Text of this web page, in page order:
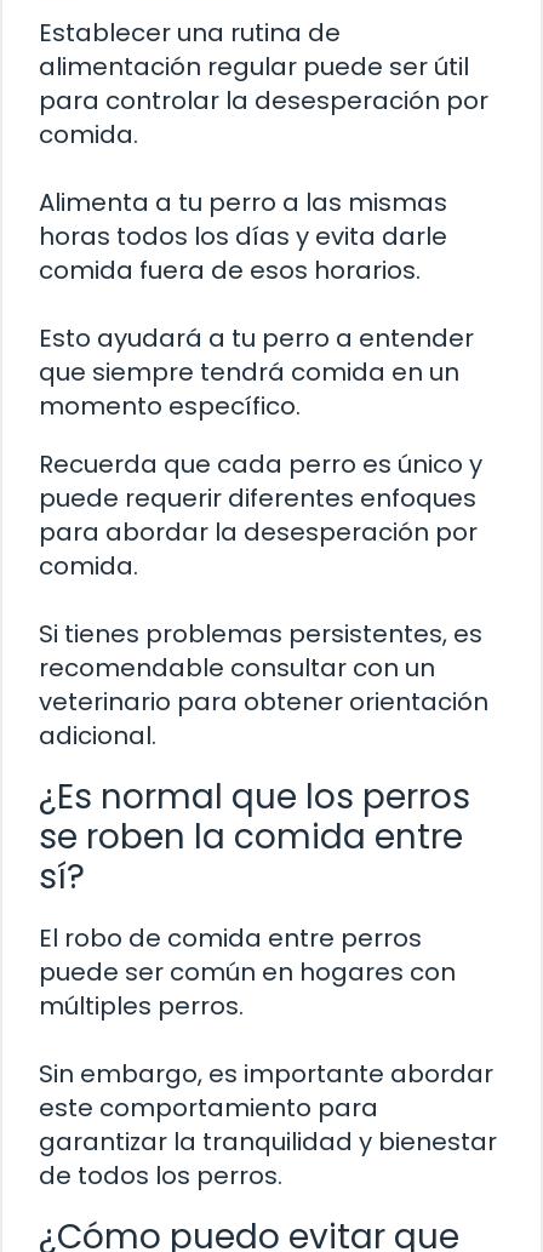
Establecer una rutina de
alimentación regular puede ser útil
para controlar la desesperación por
comida.
Alimenta a tu perro a las mismas
horas todos los días y evita darle
comida fuera de esos horarios.
Esto ayudará a tu perro a entender
que siempre tendrá comida en un
momento específico.
Recuerda que cada perro es único y
puede requerir diferentes enfoques
para abordar la desesperación por
comida.
Si tienes problemas persistentes, es
recomendable consultar con un
veterinario para obtener orientación
adicional.
¿Es normal que los perros
se roben la comida entre
sí?
El robo de comida entre perros
puede ser común en hogares con
múltiples perros.
Sin embargo, es importante abordar
este comportamiento para
garantizar la tranquilidad y bienestar
de todos los perros.
¿Cómo puedo evitar que